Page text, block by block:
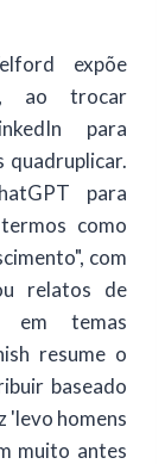
expõe
ao trocar
para
quadruplicar.
para
como
com
relatos de
em temas
resume o
baseado
'levo homens
muito antes